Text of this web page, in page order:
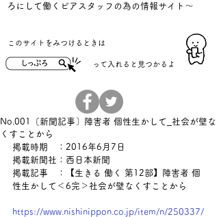
ろにして働くピアスタッフの為の情報サイト～
​このサイトをみつけるときは
​って入れると見つかるよ
No.001〔新聞記事〕障害者 個性生かして_社会が壁な
くすことから
掲載時期　：2016年6月7日
掲載新聞社：西日本新聞
掲載記事　：
【生きる 働く 第12部】障害者 個
性生かして＜6完＞社会が壁なくすことから
https://www.nishinippon.co.jp/item/n/250337/